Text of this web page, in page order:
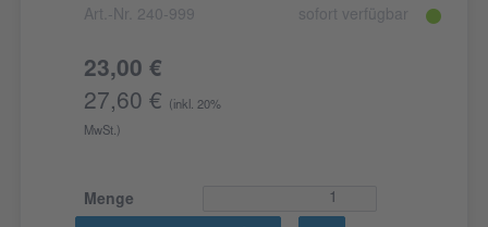
Art.-Nr. 240-999 sofort verfügbar
23,00 €
27,60 €
(inkl. 20%
MwSt.)
Menge